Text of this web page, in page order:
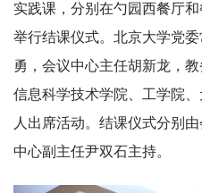
实践课，分别在勺园西餐厅
举行结课仪式。北京大学党
勇，会议中心主任胡新龙，
信息科学技术学院、工学院
人出席活动。结课仪式分别
中心副主任尹双石主持。